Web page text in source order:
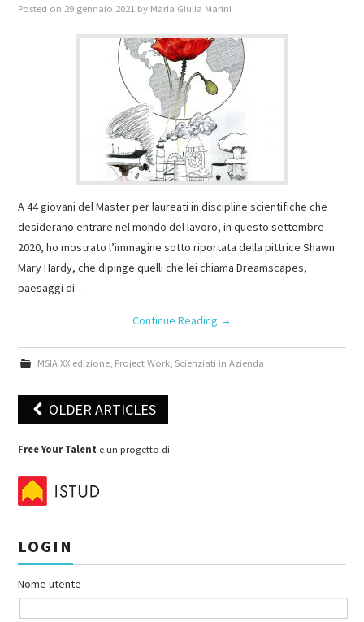
Posted on 29 gennaio 2021 by Maria Giulia Marini
A 44 giovani del Master per laureati in discipline scientifiche che
desiderano entrare nel mondo del lavoro, in questo settembre
2020, ho mostrato l’immagine sotto riportata della pittrice Shawn
Mary Hardy, che dipinge quelli che lei chiama Dreamscapes,
paesaggi di…
Continue Reading →
MSIA XX edizione, Project Work, Scienziati in Azienda
Post navigation
OLDER ARTICLES
Free Your Talent è un progetto di
LOGIN
Nome utente